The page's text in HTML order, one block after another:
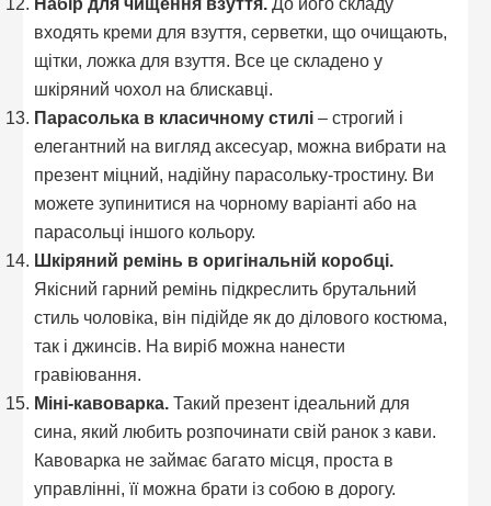
входять креми для взуття, серветки, що очищають,
щітки, ложка для взуття. Все це складено у
шкіряний чохол на блискавці.
Парасолька в класичному стилі– строгий і
елегантний на вигляд аксесуар, можна вибрати на
презент міцний, надійну парасольку-тростину. Ви
можете зупинитися на чорному варіанті або на
парасольці іншого кольору.
Шкіряний ремінь в оригінальній коробці.
Якісний гарний ремінь підкреслить брутальний
стиль чоловіка, він підійде як до ділового костюма,
так і джинсів. На виріб можна нанести
гравіювання.
Міні-кавоварка.Такий презент ідеальний для
сина, який любить розпочинати свій ранок з кави.
Кавоварка не займає багато місця, проста в
управлінні, її можна брати із собою в дорогу.